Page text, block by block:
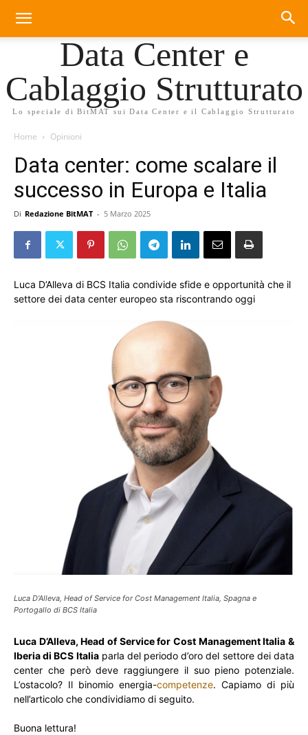
Data Center e
Cablaggio Strutturato
Lo speciale di BitMAT sui Data Center e il Cablaggio Strutturato
Home Opinioni
Data center: come scalare il
successo in Europa e Italia
Di Redazione BitMAT - 5 Marzo 2025
Luca D’Alleva di BCS Italia condivide sfide e opportunità che il
settore dei data center europeo sta riscontrando oggi
Luca D’Alleva, Head of Service for Cost Management Italia, Spagna e
Portogallo di BCS Italia
Luca D’Alleva, Head of Service for Cost Management Italia &
Iberia di BCS Italiaparla del periodo d’oro del settore dei data
center che però deve raggiungere il suo pieno potenziale.
L’ostacolo? Il binomio energia-competenze. Capiamo di più
nell’articolo che condividiamo di seguito.
Buona lettura!